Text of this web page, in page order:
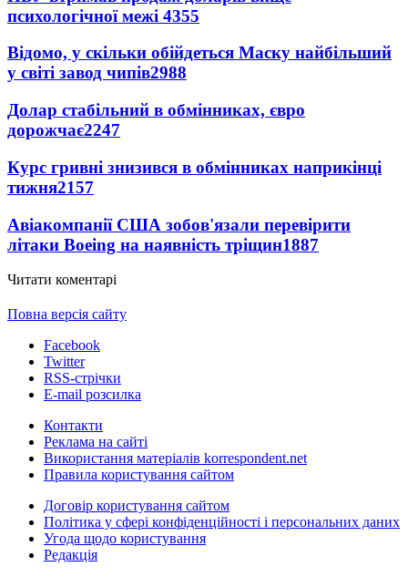
психологічної межі 4355
Відомо, у скільки обійдеться Маску найбільший
у світі завод чипів2988
Долар стабільний в обмінниках, євро
дорожчає2247
Курс гривні знизився в обмінниках наприкінці
тижня2157
Авіакомпанії США зобов'язали перевірити
літаки Boeing на наявність тріщин1887
Читати коментарі
Повна версія сайту
Facebook
Twitter
RSS-стрічки
E-mail розсилка
Контакти
Реклама на сайті
Використання матеріалів korrespondent.net
Правила користування сайтом
Договір користування сайтом
Політика у сфері конфіденційності і персональних даних
Угода щодо користування
Редакція